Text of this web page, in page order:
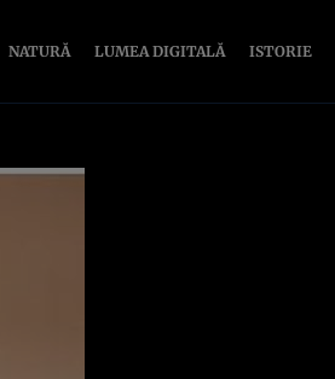
NATURĂ LUMEA DIGITALĂ ISTORIE